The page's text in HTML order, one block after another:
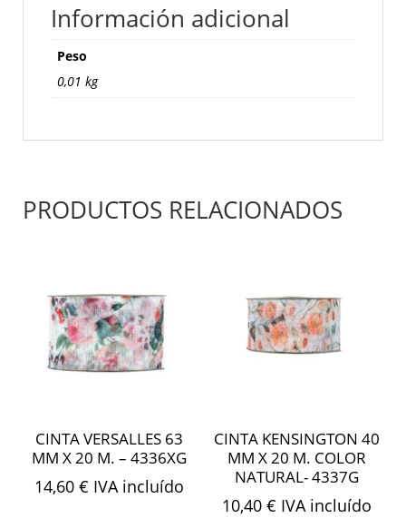
Información adicional
Peso
0,01 kg
PRODUCTOS RELACIONADOS
CINTA VERSALLES 63
MM X 20 M. – 4336XG
14,60€ IVA incluído
CINTA KENSINGTON 40
MM X 20 M. COLOR
NATURAL- 4337G
10,40 € IVA incluído